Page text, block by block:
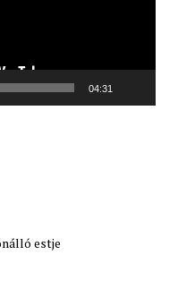
04:31
estje